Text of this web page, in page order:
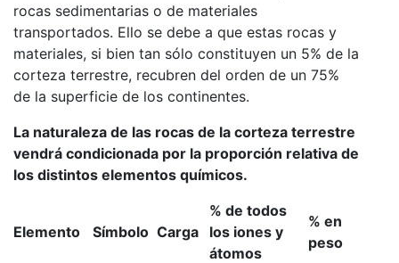
rocas sedimentarias o de materiales
transportados. Ello se debe a que estas rocas y
materiales, si bien tan sólo constituyen un 5% de la
corteza terrestre, recubren del orden de un 75%
de la superficie de los continentes.
La naturaleza de las rocas de la corteza terrestre
vendrá condicionada por la proporción relativa de
los distintos elementos químicos.
Elemento Símbolo Carga
% de todos
los iones y
átomos
% en
peso